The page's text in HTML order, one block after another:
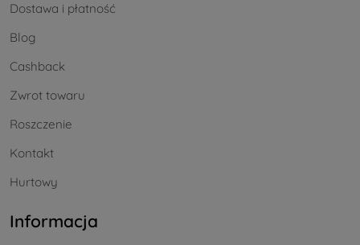
Dostawa i płatność
Blog
Cashback
Zwrot towaru
Roszczenie
Kontakt
Hurtowy
Informacja